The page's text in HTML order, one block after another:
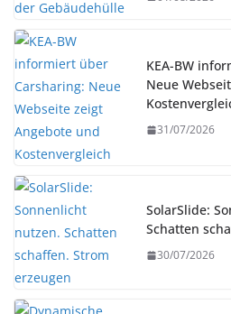
KEA-BW
Neue
31/07/2026
SolarSlide:
Schatten
30/07/2026